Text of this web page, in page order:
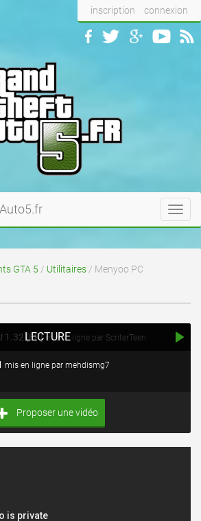
inscription connexion
GTA 5 / Utilitaires / Menyoo PC
1.32 [FR]mis en ligne par ScriterTeen
LECTURE
mis en ligne par mehdismg7
Proposer une vidéo